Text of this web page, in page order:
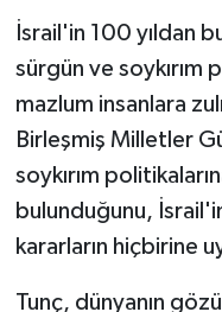
İsrail'in 100 yıldan
sürgün ve soykırım
mazlum insanlara
Birleşmiş Milletler
soykırım
bulunduğunu,
kararların hiçbirine
Tunç, dünyanın